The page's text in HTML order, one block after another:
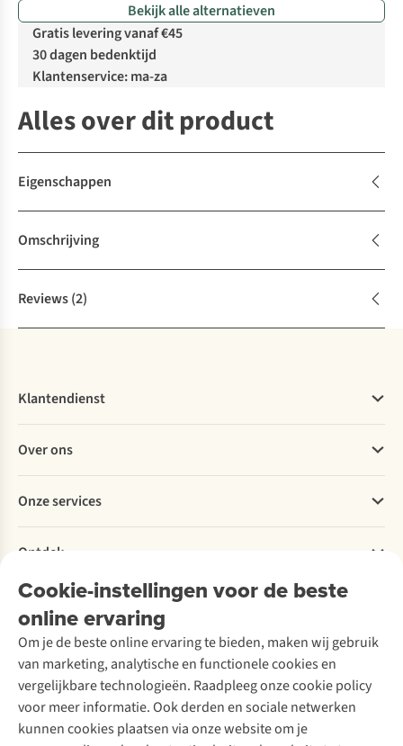
Bekijk alle alternatieven
Gratis levering vanaf €45
30 dagen bedenktijd
Klantenservice: ma-za
Alles over dit product
Eigenschappen
Omschrijving
Reviews(2)
Cookie-instellingen voor de beste
online ervaring
Om je de beste online ervaring te bieden, maken wij gebruik
van marketing, analytische en functionele cookies en
vergelijkbare technologieën. Raadpleeg onze cookie policy
voor meer informatie. Ook derden en sociale netwerken
kunnen cookies plaatsen via onze website om je
Klantendienst
Bestellen
Betalen
Levering
Retourneren
Bestelling herroepen
Garantie
Contact
Over ons
Explore More
Verantwoord ondernemen
Over Ayacucho
Onze winkels
Over A.S.Adventure
Toegankelijkheidsverklaring
Onze services
Ski-onderhoud
Wasservice
Schoenonderhoud
Schoenherstelling
Kledingherstelling
Retouches
Voor bedrijven
Ontdek
A.S.Magazine
Podcast
Explore Academy
Explore Camp
Gear Check
Inspiratie & advies
Meld je aan voor de nieuwsbrief
Follow us